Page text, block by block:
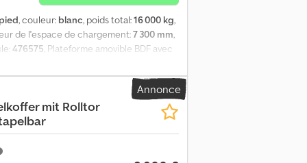
, couleur: blanc, poids total:16 000 kg,
de l'espace de chargement:7 300 mm,
476575, Plateforme amovible BDF avec
Fourgon en acier à parois lisses *
! * Plaques à trous de serrure à
en contreplaqué antidérapant * Peinture
et le rideau roulant * Légère
de passage au niveau du rideau
l’Allemagne ! Nous disposons en
LOUER ! Tous les prix s’entendent
Annonce
mit Rolltor